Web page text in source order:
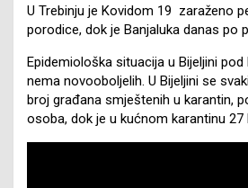
U Trebinju je Kovidom 19 zaraženo
porodice, dok je Banjaluka danas po
Epidemiološka situacija u Bijeljini
nema novooboljelih. U Bijeljini se
broj građana smještenih u karantin,
osoba, dok je u kućnom karantinu 27